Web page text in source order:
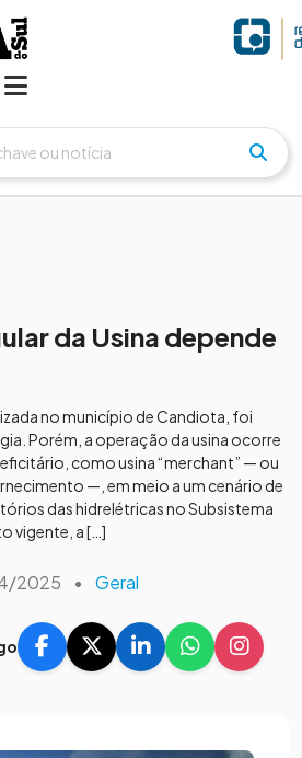
da Usina depende
no município de Candiota, foi
Porém, a operação da usina ocorre
como usina “merchant” — ou
—, em meio a um cenário de
das hidrelétricas no Subsistema
vigente, a […]
2025 • Geral